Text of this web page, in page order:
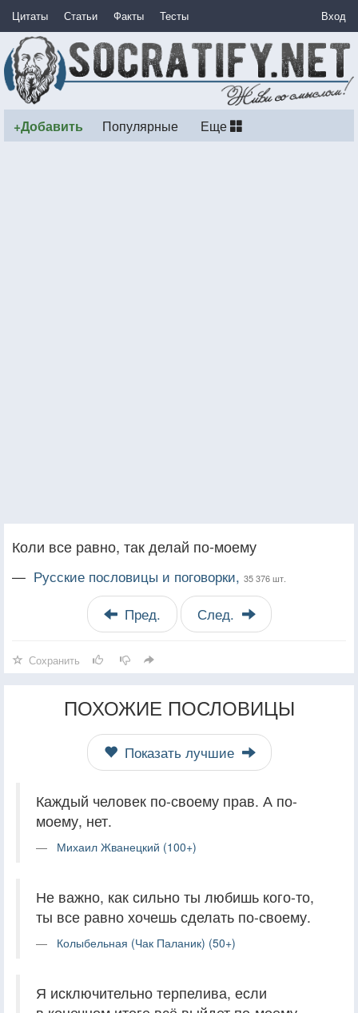
Цитаты Статьи Факты Тесты Вход
+Добавить Популярные Еще
Коли все равно, так делай по-моему
— Русские пословицы и поговорки, 35 376 шт.
Пред. След.
Сохранить
ПОХОЖИЕ ПОСЛОВИЦЫ
Показать лучшие
Каждый человек по-своему прав. А по-
моему, нет.
Михаил Жванецкий (100+)
Не важно, как сильно ты любишь кого-то,
ты все равно хочешь сделать по-своему.
Колыбельная (Чак Паланик) (50+)
Я исключительно терпелива, если